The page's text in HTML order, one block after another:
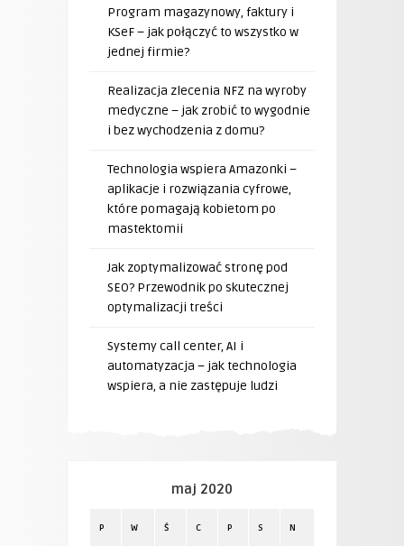
Program magazynowy, faktury i
KSeF – jak połączyć to wszystko w
jednej firmie?
Realizacja zlecenia NFZ na wyroby
medyczne – jak zrobić to wygodnie
i bez wychodzenia z domu?
Technologia wspiera Amazonki –
aplikacje i rozwiązania cyfrowe,
które pomagają kobietom po
mastektomii
Jak zoptymalizować stronę pod
SEO? Przewodnik po skutecznej
optymalizacji treści
Systemy call center, AI i
automatyzacja – jak technologia
wspiera, a nie zastępuje ludzi
maj 2020
P W Ś C P S N